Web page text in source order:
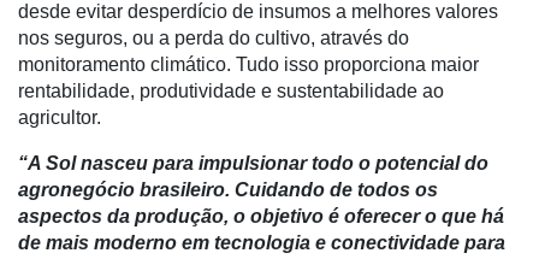
Consulting
Manager
ONE
CHB
desde evitar desperdício de insumos a melhores valores
nos seguros, ou a perda do cultivo, através do
monitoramento climático. Tudo isso proporciona maior
rentabilidade, produtividade e sustentabilidade ao
agricultor.
“A Sol nasceu para impulsionar todo o potencial do
agronegócio brasileiro. Cuidando de todos os
aspectos da produção, o objetivo é oferecer o que há
de mais moderno em tecnologia e conectividade para